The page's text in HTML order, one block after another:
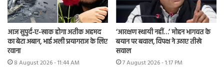
आज सुपुर्द-ए-खाक होगा अतीक अहमद
का बेटा अबान, भाई अली प्रयागराज के लिए
रवाना
8 August 2026 - 11:44 AM
‘आरक्षण स्थायी नहीं…’ मोहन भागवत के
बयान पर बवाल, विपक्ष ने उठाए तीखे
सवाल
7 August 2026 - 1:17 PM